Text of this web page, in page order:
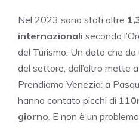
Nel 2023 sono stati oltre
internazionali secondo
del Turismo. Un dato che
del settore, dall’altro mette
Prendiamo Venezia: a
hanno contato picchi di
giorno . E non è un